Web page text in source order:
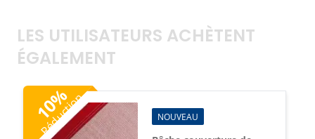
LES UTILISATEURS ACHÈTENT
ÉGALEMENT
10
%
Réduction NOUVEAU